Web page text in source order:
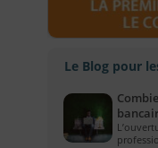
Le Blog pour